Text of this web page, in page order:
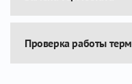
Проверка работы